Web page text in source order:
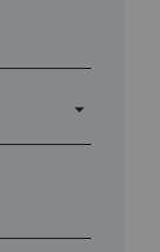
arrow_drop_down